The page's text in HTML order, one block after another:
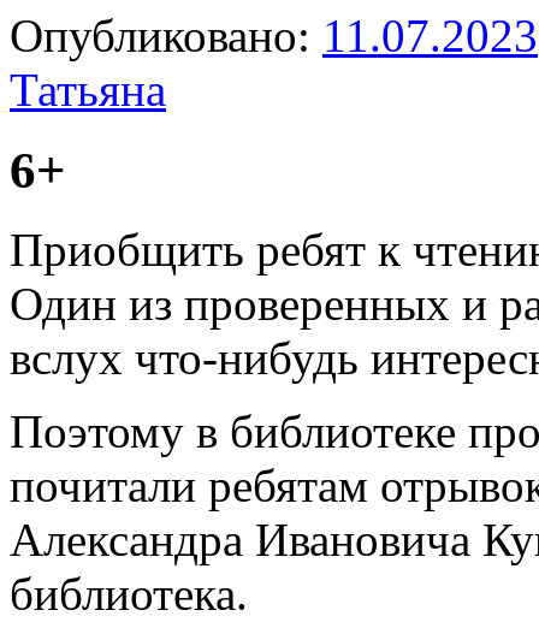
Опубликовано: 11.07.2023
Татьяна
6+
Приобщить ребят к
Один из проверенных и
вслух что-нибудь
Поэтому в библиотеке
почитали ребятам
Александра Ивановича
библиотека.